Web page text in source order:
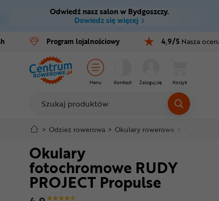
Ctrl M
Menu główne
Informacje o produkcie
Do koszyka
Szczegółowe informacje
Stopka
Mapa strony
Odwiedź nasz salon w Bydgoszczy.
Dowiedz się więcej
Program lojalnościowy 4,9/5 Nasza
Menu Kontrast Zaloguj się Koszyk
Rowery
E-bike
Części
Akcesoria
Odzież
Kaski
Buty
Warsztat
> Odzież rowerowa > Okulary rowerowe >
Okulary
fotochromowe RUDY
PROJECT Propulse